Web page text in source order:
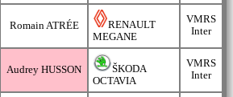
Romain ATRÉE
RENAULT
MEGANE
VMRS
Inter
Audrey HUSSON
ŠKODA
OCTAVIA
VMRS
Inter